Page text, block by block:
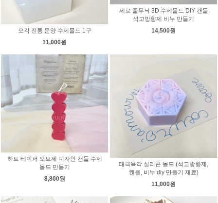
오각 전통 문양 수제몰드 1구
11,000원
세로 줄무늬 3D 수제몰드 DIY 캔들
석고방향제 비누 만들기
14,500원
하트 테이퍼 오브제 디자인 캔들 수제
몰드 만들기
8,800원
태극육각 실리콘 몰드 (석고방향제,
캔들, 비누 diy 만들기 재료)
11,000원